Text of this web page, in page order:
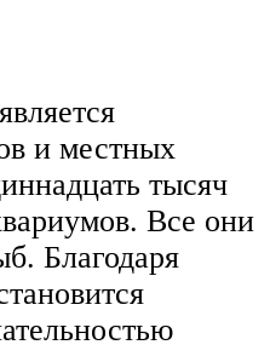
и местных
тысяч
Все они
Благодаря